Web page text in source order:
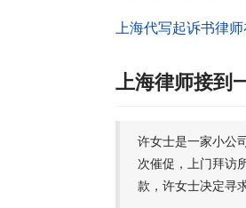
上海代写起诉书律
上海律师接到
许女士是一家小公
次催促，上门拜访
款，许女士决定寻